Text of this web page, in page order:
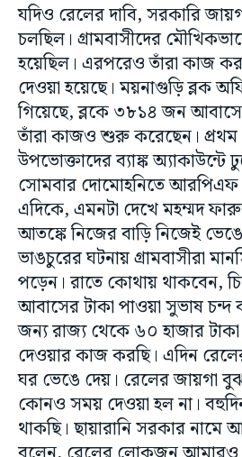
যদিও রেলের দাবি, সরকারি
চলছিল। গ্রামবাসীদের
হয়েছিল। এরপরেও তাঁরা কাজ
দেওয়া হয়েছে। ময়নাগুড়ি ব্লক
গিয়েছে, ব্লকে ৩৮১৪ জন
তাঁরা কাজও শুরু করেছেন। প্রথম
উপভোক্তাদের ব্যাঙ্ক অ্যাকাউন্টে
সোমবার দোমোহনিতে আরপিএফ
এদিকে, এমনটা দেখে মহম্মদ
আতঙ্কে নিজের বাড়ি নিজেই
ভাঙচুরের ঘটনায় গ্রামবাসীরা
পড়েন। রাতে কোথায় থাকবেন,
আবাসের টাকা পাওয়া সুভাষ চন্দ
জন্য রাজ্য থেকে ৬০ হাজার
দেওয়ার কাজ করছি। এদিন
ঘর ভেঙে দেয়। রেলের জায়গা
কোনও সময় দেওয়া হল না।
থাকছি। ছায়ারানি সরকার